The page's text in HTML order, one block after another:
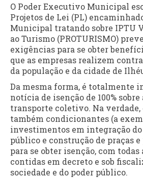
O Poder Executivo Municipal
Projetos de Lei (PL)
Municipal tratando sobre IPTU
ao Turismo (PROTURISMO)
exigências para se obter
que as empresas realizem
da população e da cidade de
Da mesma forma, é totalmente
notícia de isenção de 100%
transporte coletivo. Na verdade,
também condicionantes (a
investimentos em integração
público e construção de praças
para se obter isenção, com
contidas em decreto e sob
sociedade e do poder público.